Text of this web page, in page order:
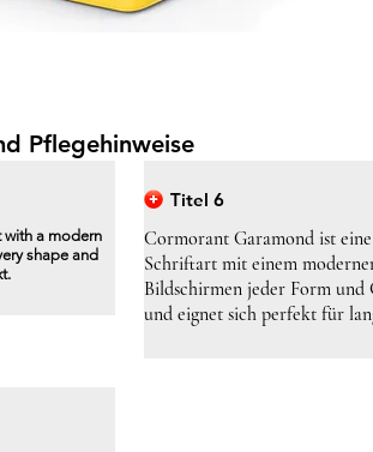
Pflegehinweise
with a modern
shape and
Titel 6
Cormorant Garamond ist eine
Schriftart mit einem
Bildschirmen jeder Form und
und eignet sich perfekt für